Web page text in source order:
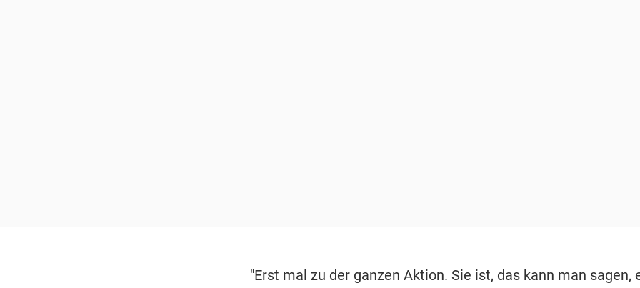
"Erst mal zu der ganzen Aktion. Sie ist, das kann man sagen,